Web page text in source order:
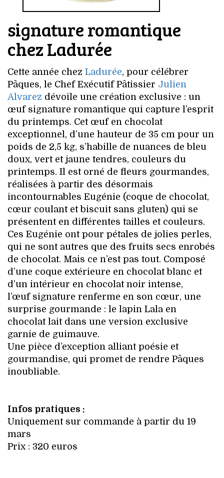
signature romantique
chez Ladurée
Cette année chez Ladurée, pour célébrer
Pâques, le Chef Exécutif Pâtissier Julien
Alvarez dévoile une création exclusive : un
œuf signature romantique qui capture l’esprit
du printemps. Cet œuf en chocolat
exceptionnel, d’une hauteur de 35 cm pour un
poids de 2,5 kg, s’habille de nuances de bleu
doux, vert et jaune tendres, couleurs du
printemps. Il est orné de fleurs gourmandes,
réalisées à partir des désormais
incontournables Eugénie (coque de chocolat,
cœur coulant et biscuit sans gluten) qui se
présentent en différentes tailles et couleurs.
Ces Eugénie ont pour pétales de jolies perles,
qui ne sont autres que des fruits secs enrobés
de chocolat. Mais ce n’est pas tout. Composé
d’une coque extérieure en chocolat blanc et
d’un intérieur en chocolat noir intense,
l’œuf signature renferme en son cœur, une
surprise gourmande : le lapin Lala en
chocolat lait dans une version exclusive
garnie de guimauve.
Une pièce d’exception alliant poésie et
gourmandise, qui promet de rendre Pâques
inoubliable.
Infos pratiques :
Uniquement sur commande à partir du 19
mars
Prix : 320 euros